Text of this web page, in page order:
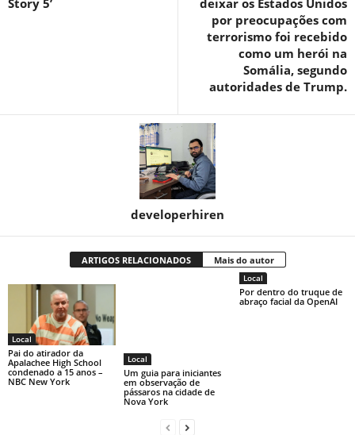
Story 5’
deixar os Estados Unidos
por preocupações com
terrorismo foi recebido
como um herói na
Somália, segundo
autoridades de Trump.
developerhiren
ARTIGOS RELACIONADOS Mais do autor
Local
Pai do atirador da
Apalachee High School
condenado a 15 anos –
NBC New York
Local
Um guia para iniciantes
em observação de
pássaros na cidade de
Nova York
Local
Por dentro do truque de
abraço facial da OpenAI